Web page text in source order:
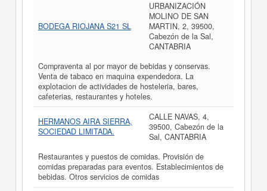
BODEGA RIOJANA S21 SL
URBANIZACIÓN
MOLINO DE SAN
MARTIN, 2, 39500,
Cabezón de la Sal,
CANTABRIA
Compraventa al por mayor de bebidas y conservas.
Venta de tabaco en maquina expendedora. La
explotacion de actividades de hosteleria, bares,
cafeterias, restaurantes y hoteles.
HERMANOS AIRA SIERRA,
SOCIEDAD LIMITADA.
CALLE NAVAS, 4,
39500, Cabezón de la
Sal, CANTABRIA
Restaurantes y puestos de comidas. Provisión de
comidas preparadas para eventos. Establecimientos de
bebidas. Otros servicios de comidas